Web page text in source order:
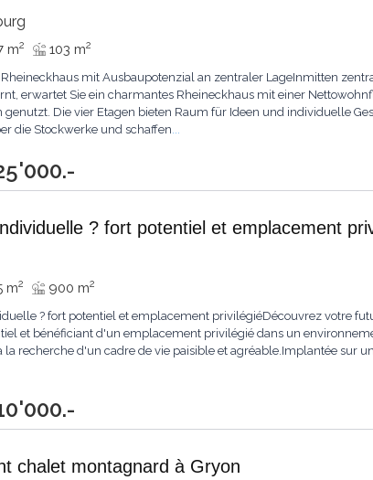
m2 103 m2
mit Ausbaupotenzial an zentraler LageInmitten
erwartet Sie ein charmantes Rheineckhaus mit einer
genutzt. Die vier Etagen bieten Raum für Ideen und individuelle
die Stockwerke und schaffen...
? fort potentiel et emplacement
m2 900 m2
? fort potentiel et emplacement privilégiéDécouvrez votre
et bénéficiant d'un emplacement privilégié dans un
la recherche d'un cadre de vie paisible et agréable.Implantée sur
chalet montagnard à Gryon